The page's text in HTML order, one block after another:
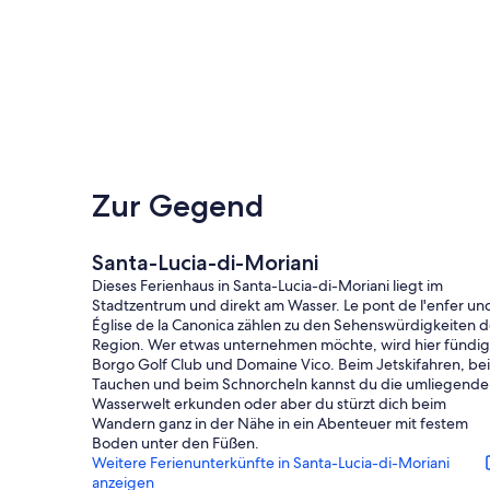
Zur Gegend
Santa-Lucia-di-Moriani
Dieses Ferienhaus in Santa-Lucia-di-Moriani liegt im
Stadtzentrum und direkt am Wasser. Le pont de l'enfer
Église de la Canonica zählen zu den Sehenswürdigkeiten
Region. Wer etwas unternehmen möchte, wird hier
Borgo Golf Club und Domaine Vico. Beim Jetskifahren,
Tauchen und beim Schnorcheln kannst du die umliegende
Wasserwelt erkunden oder aber du stürzt dich beim
Wandern ganz in der Nähe in ein Abenteuer mit festem
Boden unter den Füßen.
Weitere Ferienunterkünfte in Santa-Lucia-di-Moriani
anzeigen